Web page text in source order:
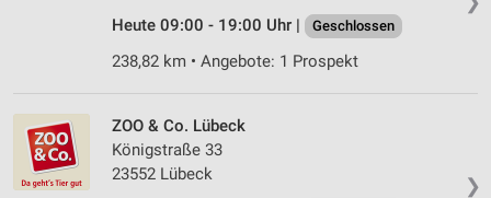
Heute 09:00 - 19:00 Uhr |
Geschlossen
238,82 km • Angebote: 1 Prospekt
❯
ZOO & Co. Lübeck
Königstraße 33
23552 Lübeck